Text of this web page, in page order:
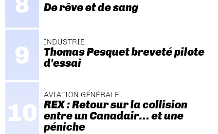
De rêve et de sang
INDUSTRIE
Thomas Pesquet breveté pilote
d'essai
AVIATION GÉNÉRALE
REX : Retour sur la collision
entre un Canadair… et une
péniche